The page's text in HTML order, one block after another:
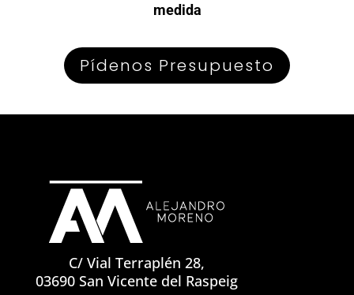
medida
Pídenos Presupuesto
C/ Vial Terraplén 28,
03690 San Vicente del Raspeig